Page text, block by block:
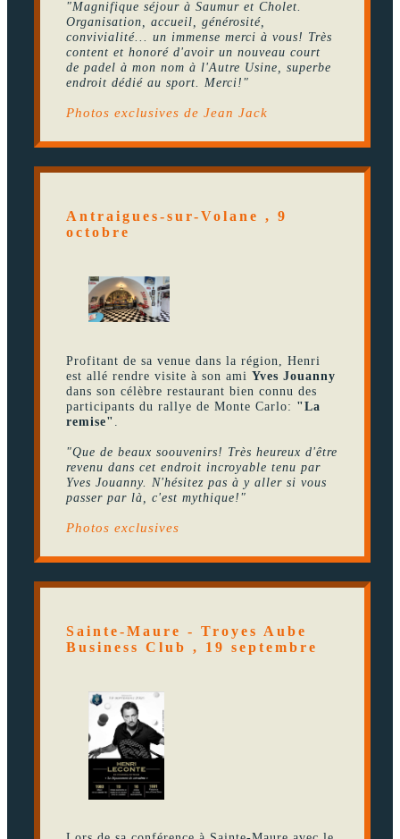
"Magnifique séjour à Saumur et Cholet.
Organisation, accueil, générosité,
convivialité... un immense merci à vous! Très
content et honoré d'avoir un nouveau court
de padel à mon nom à l'Autre Usine, superbe
endroit dédié au sport. Merci!"
Photos exclusives de Jean Jack
Antraigues-sur-Volane , 9
octobre
Profitant de sa venue dans la région, Henri
est allé rendre visite à son amiYves Jouanny
dans son célèbre restaurant bien connu des
participants du rallye de Monte Carlo: "La
remise"
"Que de beaux soouvenirs! Très heureux d'être
revenu dans cet endroit incroyable tenu par
Yves Jouanny. N'hésitez pas à y aller si vous
passer par là, c'est mythique!"
Photos exclusives
Sainte-Maure - Troyes Aube
Business Club , 19 septembre